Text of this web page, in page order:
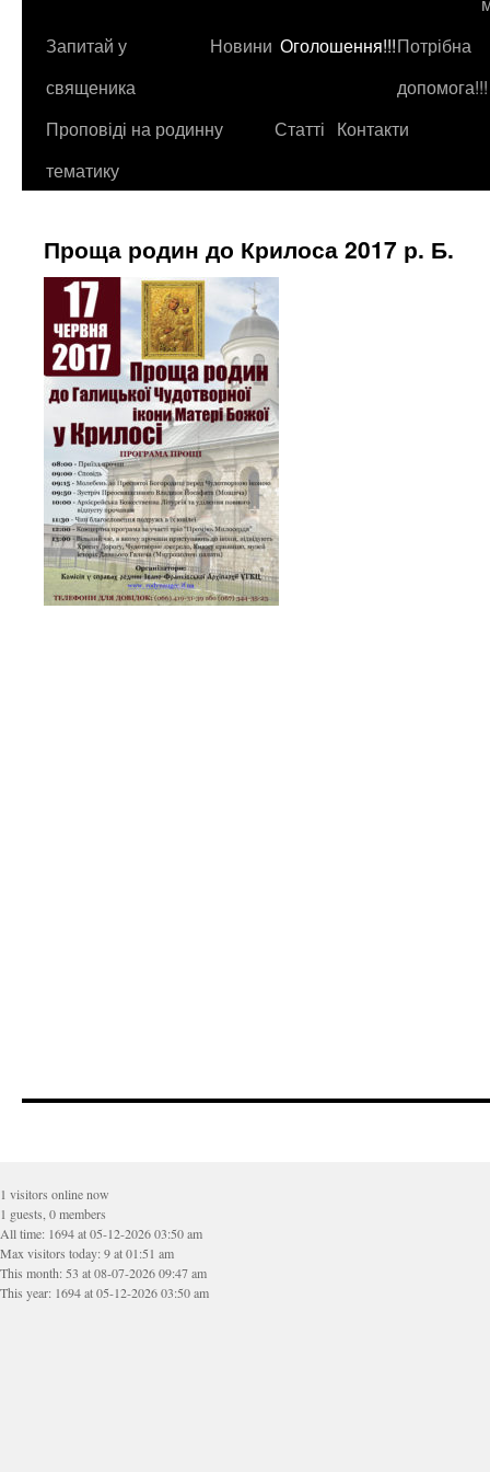
контенту
Запитай у
священика
Новини Оголошення!!!Потрібна
допомога!!!
Проповіді на родинну
тематику
Статті Контакти
Проща родин до Крилоса 2017 р. Б.
1 visitors online now
1 guests, 0 members
All time: 1694 at 05-12-2026 03:50 am
Max visitors today: 9 at 01:51 am
This month: 53 at 08-07-2026 09:47 am
This year: 1694 at 05-12-2026 03:50 am